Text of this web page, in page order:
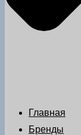
Главная
Бренды